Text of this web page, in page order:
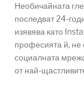
Необичайната
последват 24-
изявява като
професията й, не
социалната
от най-